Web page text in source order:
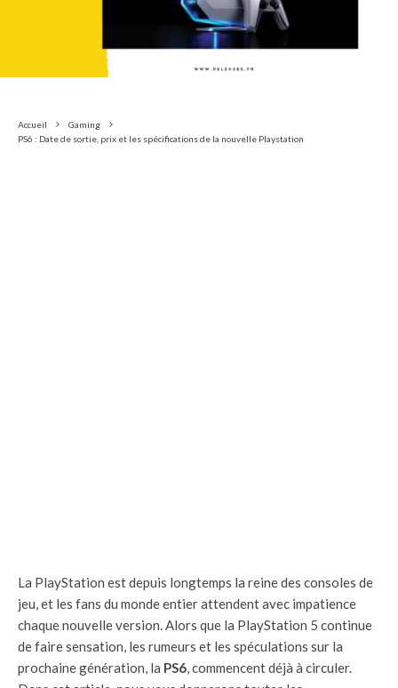
Accueil
Gaming
PS6 : Date de sortie, prix et les spécifications de la nouvelle Playstation
La PlayStation est depuis longtemps la reine des consoles de
jeu, et les fans du monde entier attendent avec impatience
chaque nouvelle version. Alors que la PlayStation 5 continue
de faire sensation, les rumeurs et les spéculations sur la
prochaine génération, la PS6, commencent déjà à circuler.